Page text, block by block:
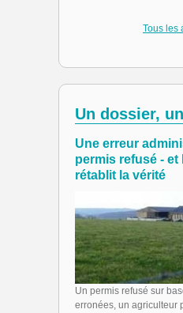
Tous les
Un dossier,
Une erreur
permis refusé -
rétablit la vérité
Un permis refusé sur
erronées, un agriculteur